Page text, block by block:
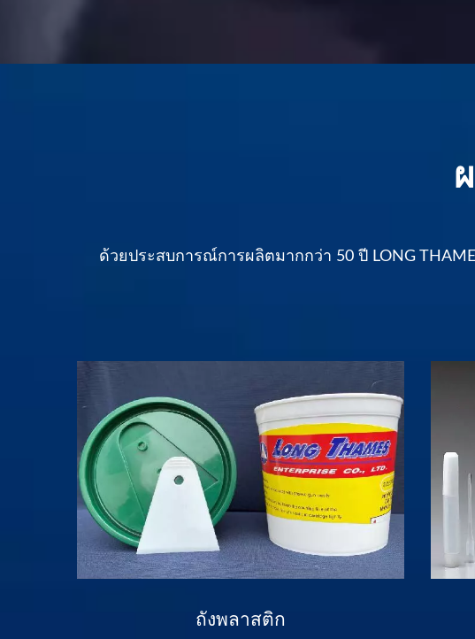
ด้วยประสบการณ์การผลิตมากกว่า 50 ปี LONG
ถังพลาสติก